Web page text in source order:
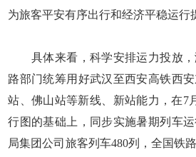
为旅客平安有序出行和经济平稳运行
具体来看，科学安排运力投放，
路部门统筹用好武汉至西安高铁西
站、佛山站等新线、新站能力，在7
行图的基础上，同步实施暑期列车
局集团公司旅客列车480列，全国铁